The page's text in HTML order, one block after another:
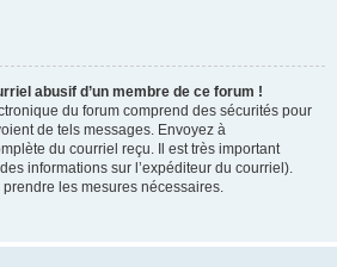
abusif d’un membre de ce forum !
du forum comprend des sécurités pour
de tels messages. Envoyez à
du courriel reçu. Il est très important
informations sur l’expéditeur du courriel).
prendre les mesures nécessaires.